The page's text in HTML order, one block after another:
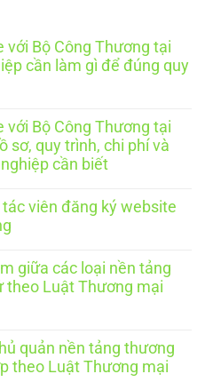
với Bộ Công Thương tại
cần làm gì để đúng quy
với Bộ Công Thương tại
sơ, quy trình, chi phí và
cần biết
viên đăng ký website
giữa các loại nền tảng
theo Luật Thương mại
quản nền tảng thương
theo Luật Thương mại